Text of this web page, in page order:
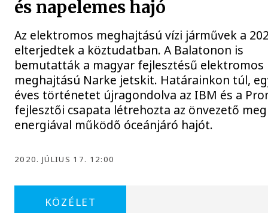
és napelemes hajó
Az elektromos meghajtású vízi járművek a
elterjedtek a köztudatban. A Balatonon is
bemutatták a magyar fejlesztésű elektromos
meghajtású Narke jetskit. Határainkon túl,
éves történetet újragondolva az IBM és a
fejlesztői csapata létrehozta az önvezető
energiával működő óceánjáró hajót.
2020. JÚLIUS 17. 12:00
KÖZÉLET